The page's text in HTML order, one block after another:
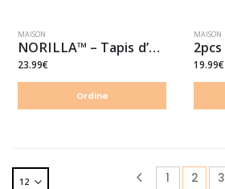
MAISON
NORILLA™ – Tapis d’égouttage en silicone
23.99€
Ordine
MAISON
19.99€
1 2 3